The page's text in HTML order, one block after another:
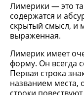
Лимерики — это
содержатся и
скрытый смысл, и
выраженная.
Лимерик имеет
форму. Он всегда
Первая строка
названием места,